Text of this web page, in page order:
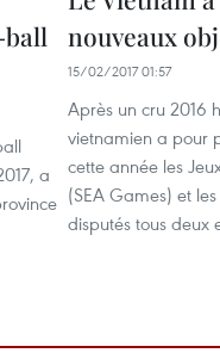
a
nouveaux
15/02/2017 01:57
Après un cru 2016
vietnamien a pour
cette année les
(SEA Games) et
disputés tous deux